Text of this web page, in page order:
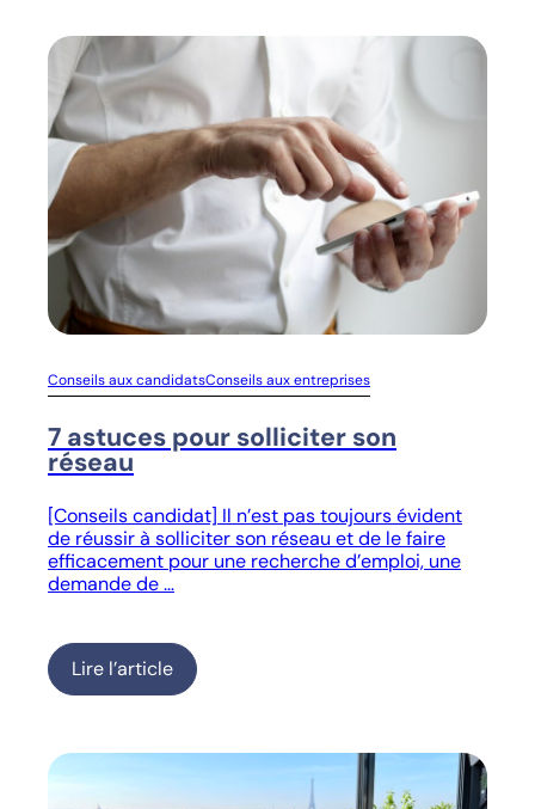
Conseils aux candidatsConseils aux entreprises
7 astuces pour solliciter son
réseau
[Conseils candidat] Il n’est pas toujours évident
de réussir à solliciter son réseau et de le faire
efficacement pour une recherche d’emploi, une
demande de …
Lire l’article